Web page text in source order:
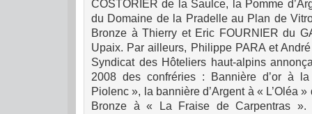
COSTORIER de la Saulce, la Pomme
du Domaine de la Pradelle au Plan de
Bronze à Thierry et Eric FOURNIER du
Upaix. Par ailleurs, Philippe PARA et
Syndicat des Hôteliers haut-alpins
2008 des confréries : Bannière d’or à
Piolenc », la bannière d’Argent à « L’Oléa
Bronze à « La Fraise de Carpentras ».